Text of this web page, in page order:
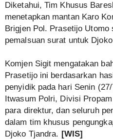
Diketahui, Tim Khusus
menetapkan mantan Karo
Brigjen Pol. Prasetijo Utomo
pemalsuan surat untuk
Komjen Sigit mengatakan
Prasetijo ini berdasarkan
penyidik pada hari Senin
Itwasum Polri, Divisi
para direktur, dan seluruh
dalam tim khusus
Djoko Tjandra. [WIS]